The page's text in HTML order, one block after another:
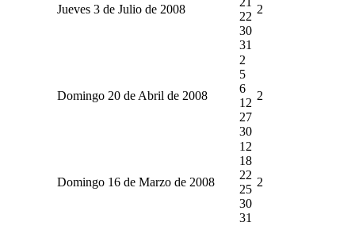
Jueves 3 de Julio de 2008
22
30
31
2
Domingo 20 de Abril de 2008
2
5
6
12
27
30
2
Domingo 16 de Marzo de 2008
12
18
22
25
30
31
2